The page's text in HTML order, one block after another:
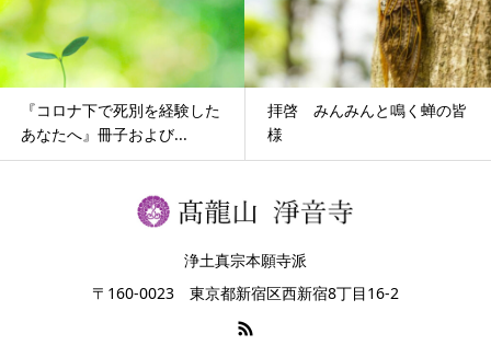
『コロナ下で死別を経験した
あなたへ』冊子および...
拝啓 みんみんと鳴く蝉の皆
様
浄土真宗本願寺派
〒160-0023 東京都新宿区西新宿8丁目16-2